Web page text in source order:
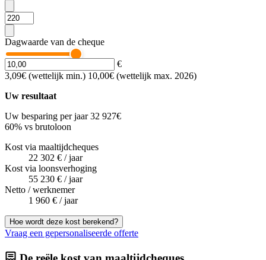
Dagwaarde van de cheque
€
3,09€ (wettelijk min.) 10,00€ (wettelijk max. 2026)
Uw resultaat
Uw besparing per jaar32 927€
60% vs brutoloon
Kost via maaltijdcheques
22 302 € / jaar
Kost via loonsverhoging
55 230 € / jaar
Netto / werknemer
1 960 € / jaar
Hoe wordt deze kost berekend?
Vraag een gepersonaliseerde offerte